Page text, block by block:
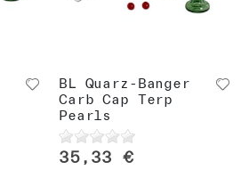
BL Quarz-Banger
Carb Cap Terp
Pearls
35,33 €